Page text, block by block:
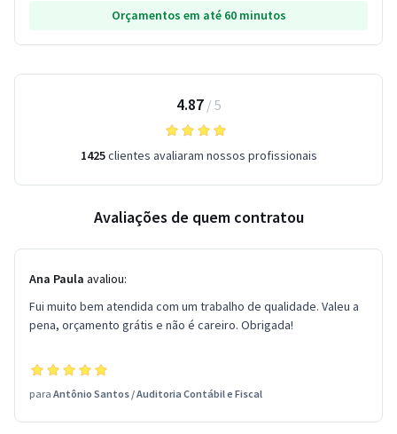
Orçamentos em até 60 minutos
4.87/ 5
1425clientes avaliaram nossos profissionais
Avaliações de quem contratou
Ana Paula avaliou:
Fui muito bem atendida com um trabalho de qualidade. Valeu a
pena, orçamento grátis e não é careiro. Obrigada!
para Antônio Santos /Auditoria Contábil e Fiscal